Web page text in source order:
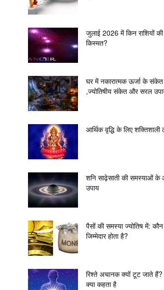
जुलाई 2026 में किन राशियों
किस्मत?
घर में नकारात्मक ऊर्जा के संकेत
,ज्योतिषीय संकेत और सरल
आर्थिक वृद्धि के लिए शक्तिशाली
शनि साढ़ेसाती की समस्याओं के
उपाय
पैसों की समस्या ज्योतिष में:
जिम्मेदार होता है?
रिश्ते अचानक क्यों टूट जाते हैं?
क्या कहता है